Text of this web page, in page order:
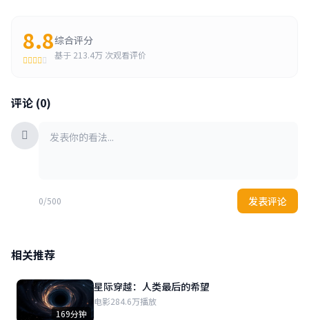
相关推荐
169分钟
星际穿越：人类最后的希望
电影284.6万播放
8.8综合评分
基于 213.4万 次观看评价
评论 (0)
0/500 发表评论